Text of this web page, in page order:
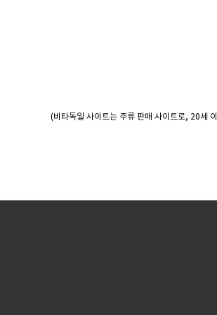
(비타독일 사이트는 주류 판매 사이트로, 20세